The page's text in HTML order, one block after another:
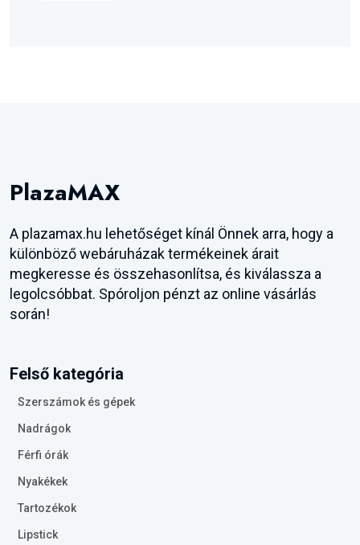
PlazaMAX
A plazamax.hu lehetőséget kínál Önnek arra, hogy a
különböző webáruházak termékeinek árait
megkeresse és összehasonlítsa, és kiválassza a
legolcsóbbat. Spóroljon pénzt az online vásárlás
során!
Felső kategória
Szerszámok és gépek
Nadrágok
Férfi órák
Nyakékek
Tartozékok
Lipstick